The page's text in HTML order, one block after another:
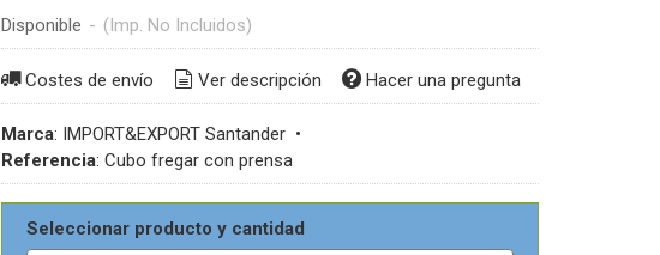
Disponible - (Imp. No Incluidos)
Costes de envío Ver descripción Hacer una pregunta
Marca: IMPORT&EXPORT Santander•
Referencia: Cubo fregar con prensa
Seleccionar producto y cantidad